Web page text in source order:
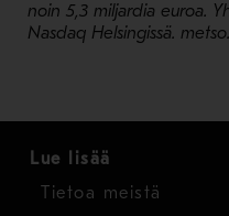
noin 5,3 miljardia euroa.
Nasdaq Helsingissä.
Lue lisää
Tietoa meistä